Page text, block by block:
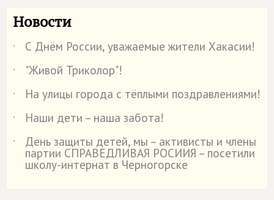
Новости
˙
С Днём России, уважаемые жители Хакасии!
˙
"Живой Триколор"!
˙
На улицы города с тёплыми поздравлениями!
˙
Наши дети – наша забота!
˙
День защиты детей, мы – активисты и члены
партии СПРАВЕДЛИВАЯ РОСИИЯ – посетили
школу-интернат в Черногорске